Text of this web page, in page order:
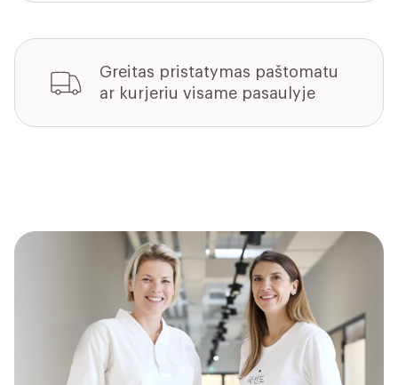
Greitas pristatymas paštomatu
ar kurjeriu visame pasaulyje